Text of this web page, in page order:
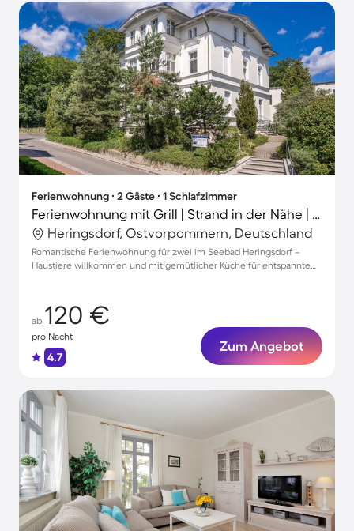
Ferienwohnung ∙ 2 Gäste ∙ 1 Schlafzimmer
Ferienwohnung mit Grill | Strand in der Nähe | Hunde erlaubt
Heringsdorf, Ostvorpommern, Deutschland
Romantische Ferienwohnung für zwei im Seebad Heringsdorf –
Haustiere willkommen und mit gemütlicher Küche für entspannte
ab 120 €
pro Nacht
4.7
Zum Angebot